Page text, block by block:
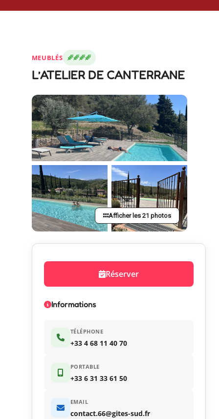
MEUBLÉS
L’ATELIER DE CANTERRANE
Afficher les 21 photos
Réserver
Informations
TÉLÉPHONE
+33 4 68 11 40 70
PORTABLE
+33 6 31 33 61 50
EMAIL
contact.66@gites-sud.fr